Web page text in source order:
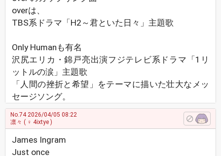
overは、
TBS系ドラマ「H2～君といた日々」主題歌
Only Humanも有名
沢尻エリカ・錦戸亮出演フジテレビ系ドラマ「1リ
ットルの涙」主題歌
「人間の挫折と希望」をテーマに描いた壮大なメッ
セージソング。
No.742026/04/05 08:22
凛々 ( ♀ 4ixtye )
James Ingram
Just once